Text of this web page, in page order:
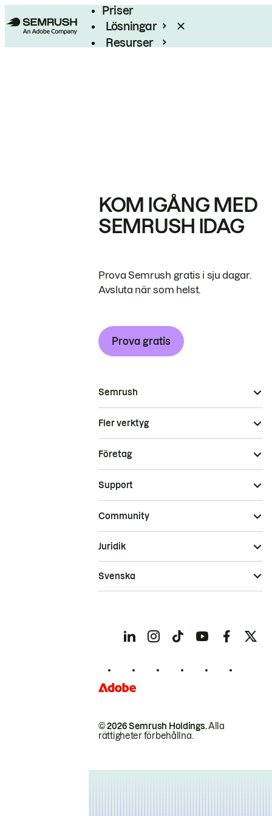
Priser
Lösningar
Resurser
KOM IGÅNG MED
SEMRUSH IDAG
Prova Semrush gratis i sju dagar.
Avsluta när som helst.
Prova gratis
Semrush
Fler verktyg
Företag
Support
Community
© 2026 Semrush Holdings.Alla
rättigheter förbehållna.
Juridik
Svenska